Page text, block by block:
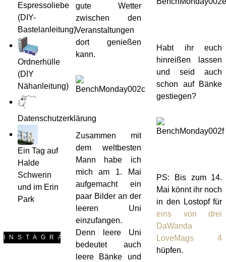
gute Wetter
zwischen den
Veranstaltungen
dort genießen
kann.
Zusammen mit
dem weltbesten
Mann habe ich
mich am 1. Mai
aufgemacht ein
paar Bilder an der
leeren Uni
einzufangen.
Denn leere Uni
bedeutet auch
leere Bänke und
Habt ihr euch
hinreißen lassen
und seid auch
schon auf Bänke
gestiegen?
PS: Bis zum 14.
Mai könnt ihr noch
in den Lostopf für
eins von drei
DaWanda
LoveMags 4
hüpfen.
Espressoliebe
(DIY-
Bastelanleitung)
Ordnerhülle
(DIY
Nähanleitung)
Datenschutzerklärung
Ein Tag auf
Halde
Schwerin
und im Erin
Park
INSTAGRAM